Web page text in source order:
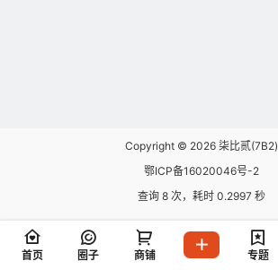
Copyright © 2026 柒比贰(7B2)
鄂ICP备16020046号-2
查询 8 次，耗时 0.2997 秒
首页 圈子 商铺 专题